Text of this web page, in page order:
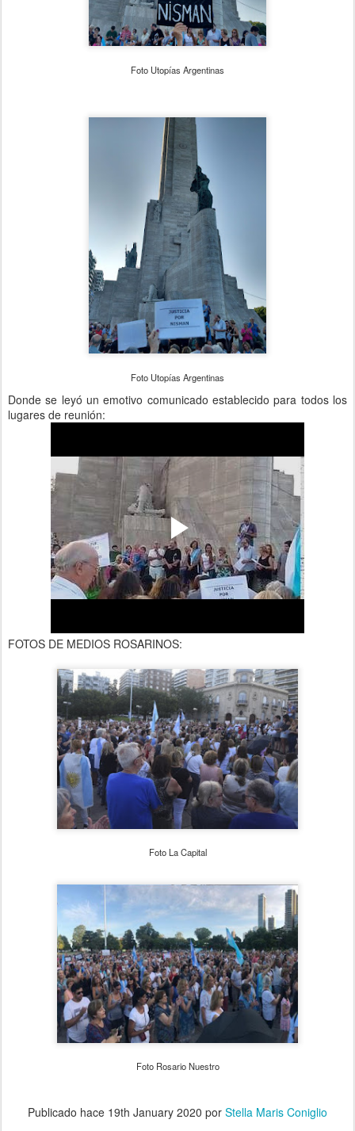
Foto Utopías Argentinas
Foto Utopías Argentinas
Donde se leyó un emotivo comunicado establecido para todos los
lugares de reunión:
FOTOS DE MEDIOS ROSARINOS:
Foto La Capital
Foto Rosario Nuestro
Publicado hace 19th January 2020 por Stella Maris Coniglio